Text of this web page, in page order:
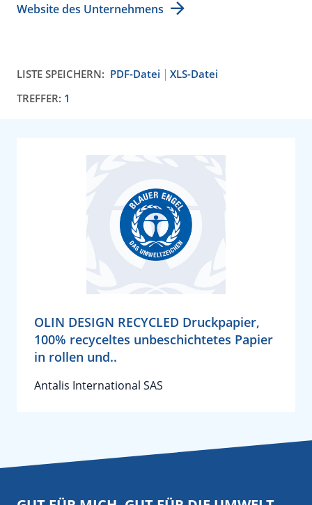
Website des Unternehmens
LISTE SPEICHERN: PDF-Datei
XLS-Datei
TREFFER: 1
OLIN DESIGN RECYCLED Druckpapier,
100% recyceltes unbeschichtetes Papier
in rollen und..
Antalis International SAS